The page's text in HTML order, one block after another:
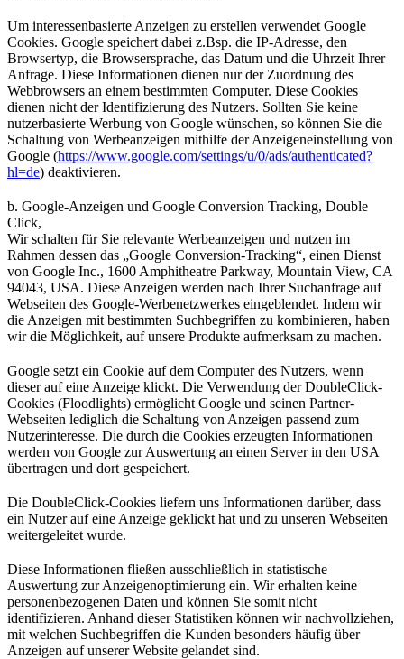
Um interessenbasierte Anzeigen zu erstellen verwendet Google
Cookies. Google speichert dabei z.Bsp. die IP-Adresse, den
Browsertyp, die Browsersprache, das Datum und die Uhrzeit Ihrer
Anfrage. Diese Informationen dienen nur der Zuordnung des
Webbrowsers an einem bestimmten Computer. Diese Cookies
dienen nicht der Identifizierung des Nutzers. Sollten Sie keine
nutzerbasierte Werbung von Google wünschen, so können Sie die
Schaltung von Werbeanzeigen mithilfe der Anzeigeneinstellung von
Google (https://www.google.com/settings/u/0/ads/authenticated?
hl=de) deaktivieren.
b. Google-Anzeigen und Google Conversion Tracking, Double
Click,
Wir schalten für Sie relevante Werbeanzeigen und nutzen im
Rahmen dessen das „Google Conversion-Tracking“, einen Dienst
von Google Inc., 1600 Amphitheatre Parkway, Mountain View, CA
94043, USA. Diese Anzeigen werden nach Ihrer Suchanfrage auf
Webseiten des Google-Werbenetzwerkes eingeblendet. Indem wir
die Anzeigen mit bestimmten Suchbegriffen zu kombinieren, haben
wir die Möglichkeit, auf unsere Produkte aufmerksam zu machen.
Google setzt ein Cookie auf dem Computer des Nutzers, wenn
dieser auf eine Anzeige klickt. Die Verwendung der DoubleClick-
Cookies (Floodlights) ermöglicht Google und seinen Partner-
Webseiten lediglich die Schaltung von Anzeigen passend zum
Nutzerinteresse. Die durch die Cookies erzeugten Informationen
werden von Google zur Auswertung an einen Server in den USA
übertragen und dort gespeichert.
Die DoubleClick-Cookies liefern uns Informationen darüber, dass
ein Nutzer auf eine Anzeige geklickt hat und zu unseren Webseiten
weitergeleitet wurde.
Diese Informationen fließen ausschließlich in statistische
Auswertung zur Anzeigenoptimierung ein. Wir erhalten keine
personenbezogenen Daten und können Sie somit nicht
identifizieren. Anhand dieser Statistiken können wir nachvollziehen,
mit welchen Suchbegriffen die Kunden besonders häufig über
Anzeigen auf unserer Website gelandet sind.